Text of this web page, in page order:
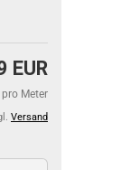
EUR
pro Meter
Versand